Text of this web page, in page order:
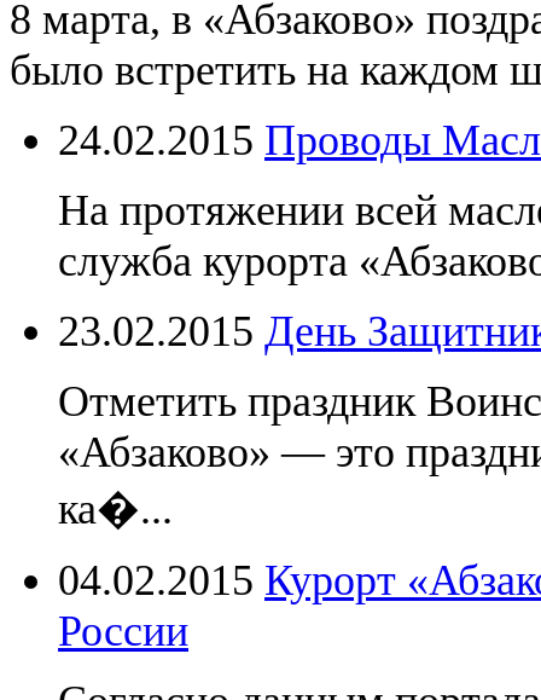
8 марта, в «Абзаково»
было встретить на каждом
24.02.2015 Проводы
На протяжении всей
служба курорта
23.02.2015 День
Отметить праздник
«Абзаково» — это
ка�...
04.02.2015 Курорт
России